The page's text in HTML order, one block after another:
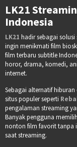
LK21
Indonesia
LK21 hadir sebagai
ingin menikmati film
film terbaru subtitle
horor, drama, komedi,
internet.
Sebagai alternatif
situs populer seperti
pengalaman streaming
Banyak pengguna
nonton film favorit tanpa
saat streaming.